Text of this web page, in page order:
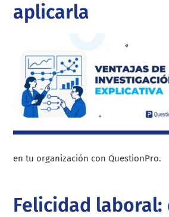
aplicarla
en tu organización con QuestionPro.
Felicidad laboral: